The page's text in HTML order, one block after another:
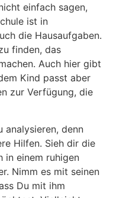
einfach sagen,
ist in
die Hausaufgaben.
finden, das
Auch hier gibt
Kind passt aber
zur Verfügung, die
analysieren, denn
Hilfen. Sieh dir die
in einem ruhigen
Nimm es mit seinen
Du mit ihm